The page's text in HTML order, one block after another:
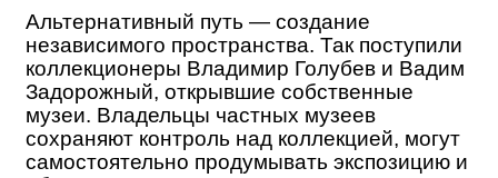
Альтернативный путь — создание
независимого пространства. Так поступили
коллекционеры Владимир Голубев и Вадим
Задорожный, открывшие собственные
музеи. Владельцы частных музеев
сохраняют контроль над коллекцией, могут
самостоятельно продумывать экспозицию и